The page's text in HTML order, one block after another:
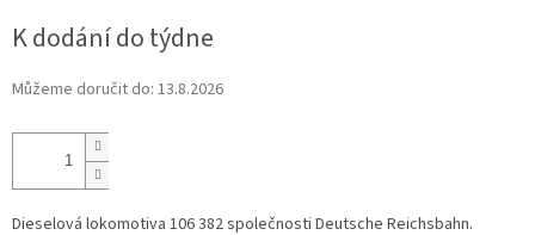
cena:
K dodání do týdne
Můžeme doručit do: 13.8.2026
Dieselová lokomotiva 106 382 společnosti Deutsche Reichsbahn.